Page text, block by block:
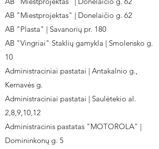
AB "Miestprojektas" | Donelaičio g. 62
AB "Plasta" | Savanorių pr. 180
AB "Vingriai" Staklių gamykla | Smolensko g.
10
Administraciniai pastatai | Antakalnio g.,
Kernavės g.
Administraciniai pastatai | Saulėtekio al.
2,8,9,10,12
Administracinis pastatas "MOTOROLA" |
Domininkonų g. 5